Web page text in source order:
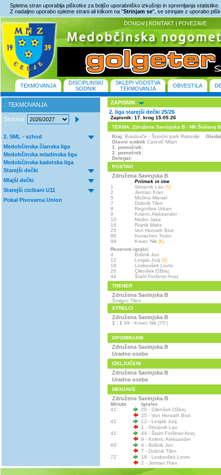
Spletna stran uporablja piškotke za boljšo uporabniško izkušnjo in spremljanja statistike.
Z nadaljno uporabo spletne strani ali klikom na "Strinjam se", se strinjate z uporabo
DOMOV | KONTAKT | POVEZAVE
TEKMOVANJA
DISCIPLINSKI
SODNIK
SKLEPI VODSTVA
TEKMOVANJA
OBVESTILA
.: TEKMOVANJA
Sezona
2. SML - vzhod
Medobčinska članska liga
Medobčinska mladinska liga
Medobčinska kadetska liga
Starejši dečki
Mlajši dečki
Starejši cicibani U11
Pokal Pivovarna Union
ZAPISNIK
2. liga starejši dečki 25/26
Zapisnik: 17. krog 15.05.26
TEKMA: Združena Savinjska B - NK Šoštanj
Kraj: Braslovče - Športni park Rakovlje
Glavni sodnik Carevič Milan
1. pomočnik:
2. pomočnik:
Delegat:
POSTAVI
Združena Savinjska B
Priimek in ime
1
Stropnik Lan (V)
2
Jerman Fran
5
Možina Marsel
7
Dobnik Tilen
8
Regoršek Urban
9
Kolenc Aleksander
10
Matko Jaka
16
Rojnik Maks
25
Von Horvath Brut
88
Kovachev Todor
99
Krivec Nik (K)
Rezervni igralci
4
Brišnik Jon
12
Lesjak Jurij (V)
18
Leskovšek Lovro
20
Cilenšek Ožbej
44
Štahl Forštner Anej
TRENER
Združena Savinjska B
Šmigoc Tilen
STRELCI
Združena Savinjska B
1 : 1 99 - Krivec Nik (75')
OPOMINJANI
Združena Savinjska B
Uradne osebe
IZKLJUČENI
Združena Savinjska B
Uradne osebe
MENJAVE
Združena Savinjska B
Minuta
Igralec
41'
20 - Cilenšek Ožbej
25 - Von Horvath Brut
41'
12 - Lesjak Jurij
1 - Stropnik Lan
41'
44 - Štahl Forštner Anej
9 - Kolenc Aleksander
60'
4 - Brišnik Jon
7 - Dobnik Tilen
72'
18 - Leskovšek Lovro
2 - Jerman Fran